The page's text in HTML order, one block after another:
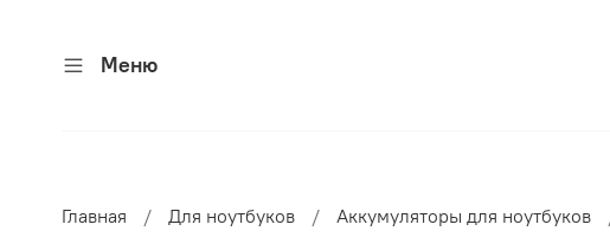
Меню
Главная Для ноутбуков Аккумуляторы для ноутбуков